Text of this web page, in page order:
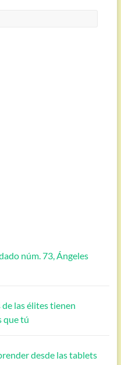
núm. 73, Ángeles
las élites tienen
que tú
desde las tablets